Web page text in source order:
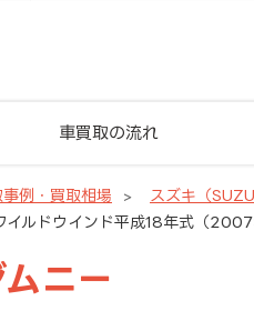
車買取の流れ
事例・買取相場 スズキ（
イルドウインド平成18年式（
ニー